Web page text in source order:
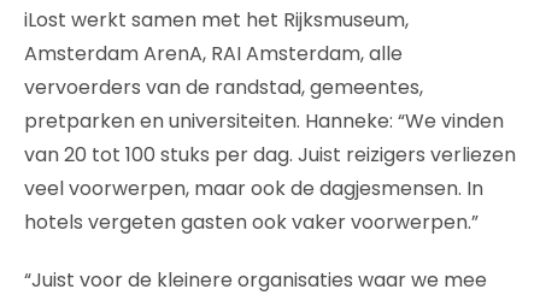
iLost werkt samen met het Rijksmuseum,
Amsterdam ArenA, RAI Amsterdam, alle
vervoerders van de randstad, gemeentes,
pretparken en universiteiten. Hanneke: “We vinden
van 20 tot 100 stuks per dag. Juist reizigers verliezen
veel voorwerpen, maar ook de dagjesmensen. In
hotels vergeten gasten ook vaker voorwerpen.”
“Juist voor de kleinere organisaties waar we mee